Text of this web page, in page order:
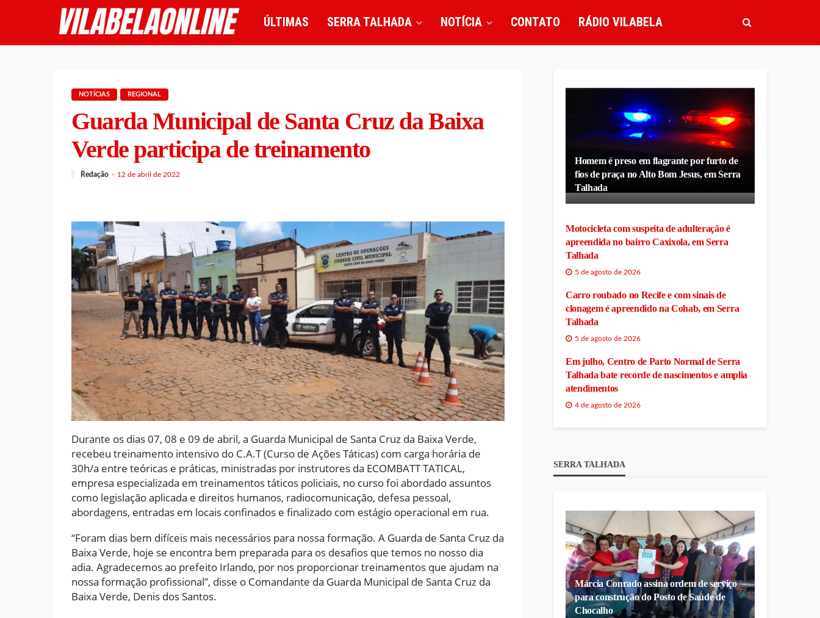
ÚLTIMAS SERRA TALHADA NOTÍCIA CONTATO RÁDIO VILABELA
NOTÍCIAS REGIONAL
Guarda Municipal de Santa Cruz da Baixa
Verde participa de treinamento
Redação 12 de abril de 2022
Durante os dias 07, 08 e 09 de abril, a Guarda Municipal de Santa Cruz da Baixa Verde,
recebeu treinamento intensivo do C.A.T (Curso de Ações Táticas) com carga horária de
30h/a entre teóricas e práticas, ministradas por instrutores da ECOMBATT TATICAL,
empresa especializada em treinamentos táticos policiais, no curso foi abordado assuntos
como legislação aplicada e direitos humanos, radiocomunicação, defesa pessoal,
abordagens, entradas em locais confinados e finalizado com estágio operacional em rua.
“Foram dias bem difíceis mais necessários para nossa formação. A Guarda de Santa Cruz da
Baixa Verde, hoje se encontra bem preparada para os desafios que temos no nosso dia
adia. Agradecemos ao prefeito Irlando, por nos proporcionar treinamentos que ajudam na
nossa formação profissional”, disse o Comandante da Guarda Municipal de Santa Cruz da
Baixa Verde, Denis dos Santos.
Homem é preso em flagrante por furto de
fios de praça no Alto Bom Jesus, em Serra
Talhada
Motocicleta com suspeita de adulteração é
apreendida no bairro Caxixola, em Serra
Talhada
5 de agosto de 2026
Carro roubado no Recife e com sinais de
clonagem é apreendido na Cohab, em Serra
Talhada
5 de agosto de 2026
Em julho, Centro de Parto Normal de Serra
Talhada bate recorde de nascimentos e amplia
atendimentos
4 de agosto de 2026
SERRA TALHADA
Márcia Conrado assina ordem de serviço
para construção do Posto de Saúde de
Chocalho